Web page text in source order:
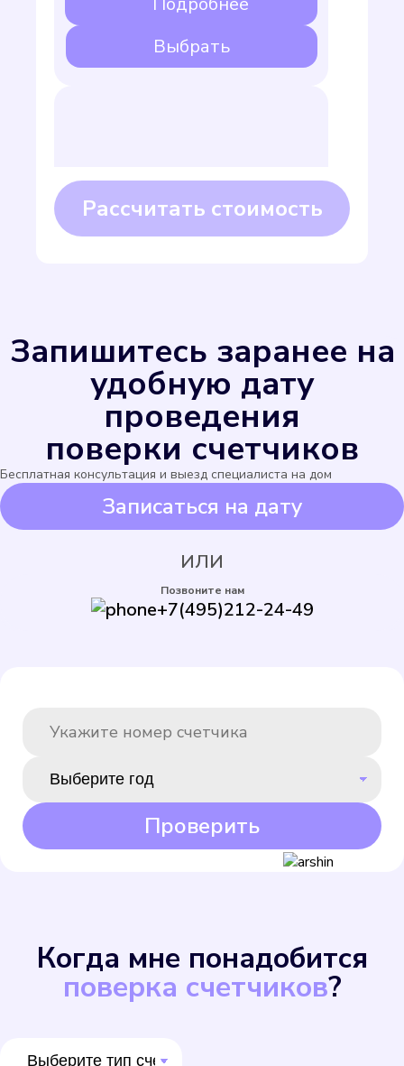
Выбрать
Выбрать
Бетар СХВ-15
Подробнее
Выбрать
Запишитесь заранее на
удобную дату
проведения
поверки счетчиков
Бесплатная консультация и выезд специалиста на дом
Записаться на дату
ИЛИ
Позвоните нам
+7(495)212-24-49
Проверить
Когда мне понадобится
поверка счетчиков?